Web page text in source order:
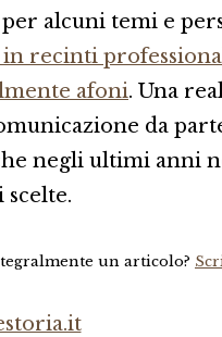
per alcuni temi e
in recinti
afoni. Una
da
negli ultimi anni
un articolo?